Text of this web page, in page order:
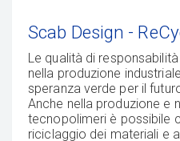
Scab Design -
Le qualità di
nella produzione
speranza verde per il
Anche nella produzione e
tecnopolimeri è possibile
riciclaggio dei materiali e